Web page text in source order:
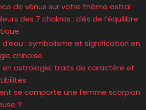
de vénus sur votre thème astral
des 7 chakras : clés de l’équilibre
d’eau : symbolisme et signification en
chinoise
en astrologie: traits de caractère et
se comporte une femme scorpion
?